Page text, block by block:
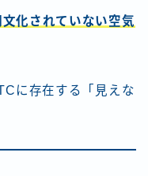
文化されていない空気
に存在する「見えな